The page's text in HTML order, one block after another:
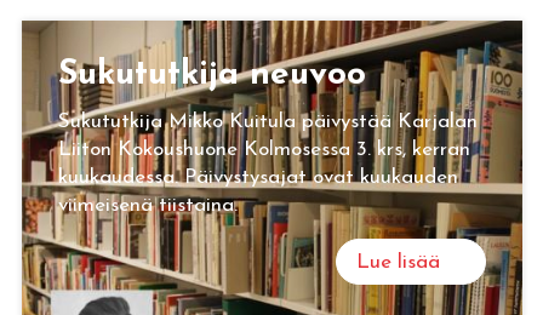
Su­ku­tut­ki­ja neu­voo
Sukututkija Mikko Kuitula päivystää Karjalan
Liiton Kokoushuone Kolmosessa 3. krs, kerran
kuukaudessa. Päivystysajat ovat kuukauden
viimeisenä tiistaina.
Lue lisää